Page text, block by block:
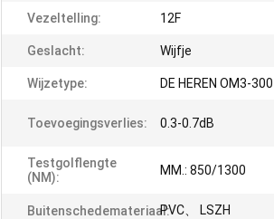
Vezeltelling: 12F
Geslacht: Wijfje
Wijzetype: DE HEREN OM3-300
Toevoegingsverlies: 0.3-0.7dB
Testgolflengte
(NM):
MM.: 850/1300
Buitenschedemateriaal:PVC、 LSZH